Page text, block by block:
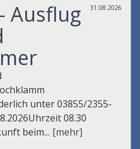
31.08.2026
Ausflug
unter 03855/2355-
08.30
beim... [mehr]